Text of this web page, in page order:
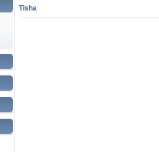
Tisha